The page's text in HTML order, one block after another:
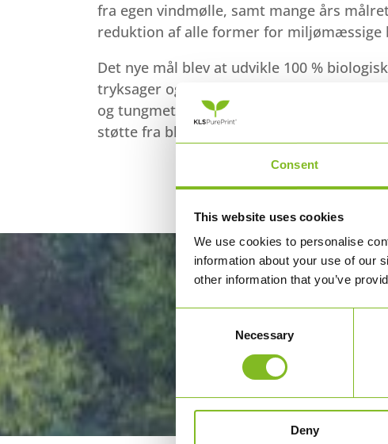
Consent
This website uses cookies
We use cookies to personalise
information about your use of our
other information that you’ve
Necessary
Deny
fra egen vindmølle, samt mange års
reduktion af alle former for miljømæssige
Det nye mål blev at udvikle 100 %
tryksager og emballager – helt fri for
og tungmetaller. Da dette ikke fandtes på
støtte fra bl.a. Erhvervsstyrelsen og Grøn